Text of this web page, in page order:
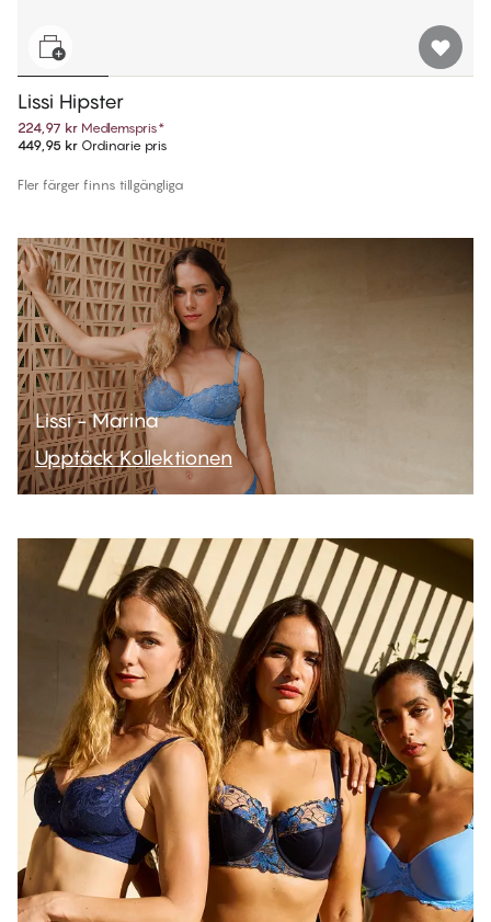
Lissi Hipster
224,97 kr Medlemspris*
449,95 kr Ordinarie pris
Fler färger finns tillgängliga
Lissi - Marina
Upptäck Kollektionen